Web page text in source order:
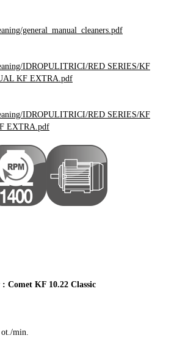
general_manual_cleaners.pdf
IDROPULITRICI/RED SERIES/KF
KF EXTRA.pdf
IDROPULITRICI/RED SERIES/KF
EXTRA.pdf
Comet KF 10.22 Classic
min.